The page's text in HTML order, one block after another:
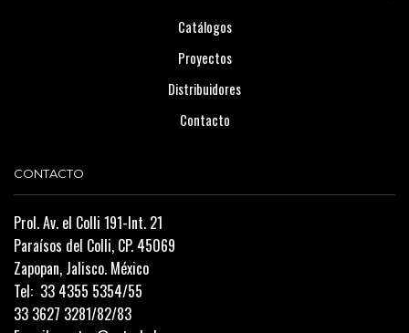
Catálogos
Proyectos
Distribuidores
Contacto
CONTACTO
Prol. Av. el Colli 191-Int. 21
Paraísos del Colli, CP. 45069
Zapopan, Jalisco. México
Tel: 33 4355 5354/55
33 3627 3281/82/83